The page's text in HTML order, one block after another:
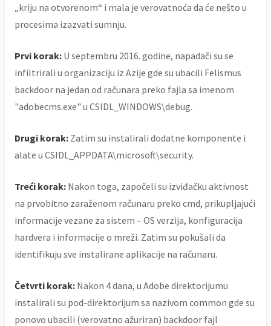
„kriju na otvorenom“ i mala je verovatnoća da će nešto u
procesima izazvati sumnju.
Prvi korak: U septembru 2016. godine, napadači su se
infiltrirali u organizaciju iz Azije gde su ubacili Felismus
backdoor na jedan od računara preko fajla sa imenom
"adobecms.exe" u CSIDL_WINDOWS\debug.
Drugi korak: Zatim su instalirali dodatne komponente i
alate u CSIDL_APPDATA\microsoft\security.
Treći korak: Nakon toga, započeli su izviđačku aktivnost
na prvobitno zaraženom računaru preko cmd, prikupljajući
informacije vezane za sistem – OS verzija, konfiguracija
hardvera i informacije o mreži. Zatim su pokušali da
identifikuju sve instalirane aplikacije na računaru.
Četvrti korak: Nakon 4 dana, u Adobe direktorijumu
instalirali su pod-direktorijum sa nazivom common gde su
ponovo ubacili (verovatno ažuriran) backdoor fajl